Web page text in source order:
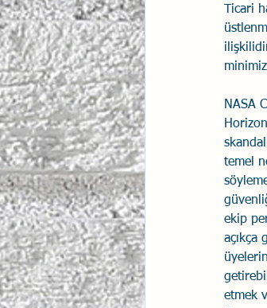
Duygusal
İlişki Yönetimi
Psikolojik
Ticari
NASA
temel
ekip
açıkça
etmek